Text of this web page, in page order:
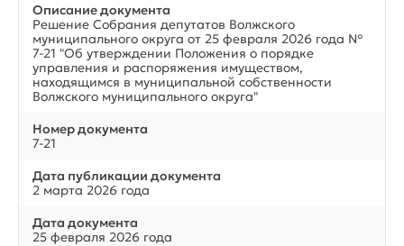
Описание документа
Решение Собрания депутатов Волжского
муниципального округа от 25 февраля 2026 года №
7-21 "Об утверждении Положения о порядке
управления и распоряжения имуществом,
находящимся в муниципальной собственности
Волжского муниципального округа"
Номер документа
7-21
Дата публикации документа
2 марта 2026 года
Дата документа
25 февраля 2026 года